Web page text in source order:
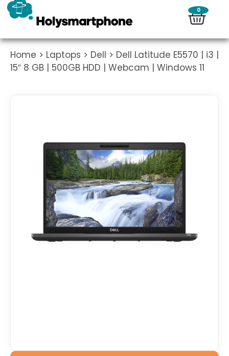
0
Home > Laptops > Dell > Dell Latitude E5570 | i3 |
15″ 8 GB | 500GB HDD | Webcam | Windows 11